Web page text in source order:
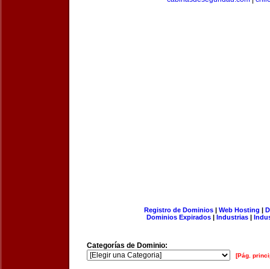
Registro de Dominios| Web Hosting |
Dominios Expirados | Industrias |
Categorías de Dominio:
[Pág.